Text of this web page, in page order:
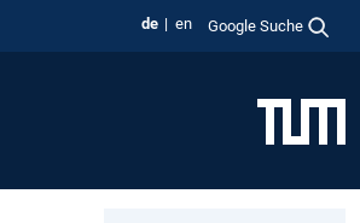
de en Google Suche